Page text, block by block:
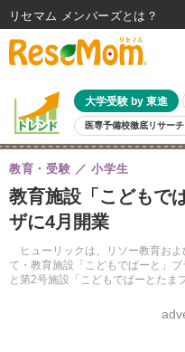
大学受験 by 東進
医専予備校徹底リサーチ
親子で考える大学選び 高校受験
共通テスト 夏休み
8月開催イベント・WS 全国公立
自由研究教材（小学生向け）
教育施設「こどもで
ザに4月開業
ヒューリックは、リソー教育お
て・教育施設「こどもでぱーと」
と第2号施設「こどもでぱーとたま
教育・受験 小学生
リセマム メンバーズ